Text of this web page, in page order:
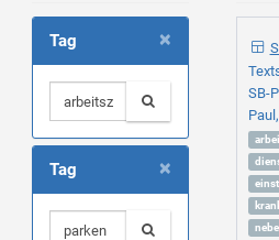
×
Tag
×
Tag
SB-P